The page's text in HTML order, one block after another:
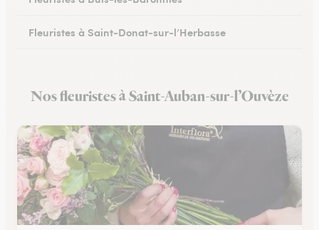
Fleuristes à Saint-Donat-sur-l’Herbasse
Fleuristes à Portes-lès-Valence
Nos fleuristes à Saint-Auban-sur-l’Ouvèze